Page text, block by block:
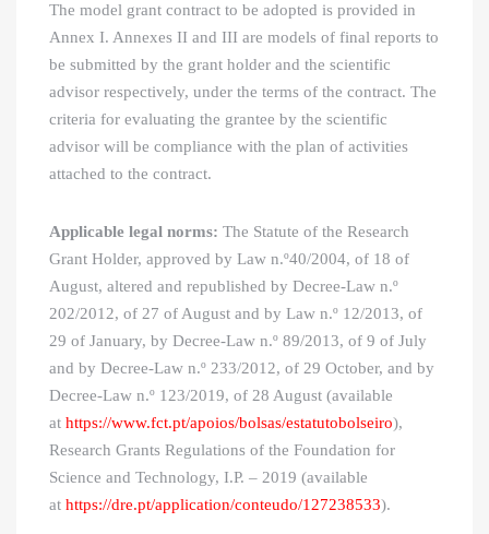
The model grant contract to be adopted is provided in
Annex I. Annexes II and III are models of final reports to
be submitted by the grant holder and the scientific
advisor respectively, under the terms of the contract. The
criteria for evaluating the grantee by the scientific
advisor will be compliance with the plan of activities
attached to the contract.
Applicable legal norms: The Statute of the Research
Grant Holder, approved by Law n.º40/2004, of 18 of
August, altered and republished by Decree-Law n.º
202/2012, of 27 of August and by Law n.º 12/2013, of
29 of January, by Decree-Law n.º 89/2013, of 9 of July
and by Decree-Law n.º 233/2012, of 29 October, and by
Decree-Law n.º 123/2019, of 28 August (available
at https://www.fct.pt/apoios/bolsas/estatutobolseiro),
Research Grants Regulations of the Foundation for
Science and Technology, I.P. – 2019 (available
at https://dre.pt/application/conteudo/127238533).